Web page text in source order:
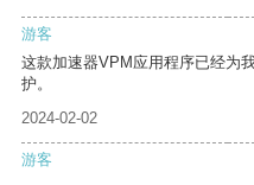
游客
这款加速器VPM应用程序已经为
护。
2024-02-02
游客